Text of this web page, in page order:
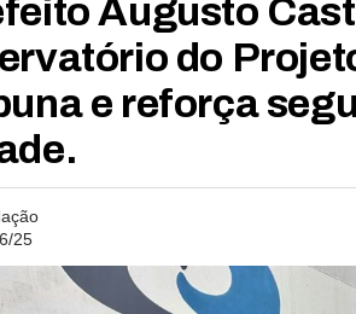
Augusto
do
e reforça
25